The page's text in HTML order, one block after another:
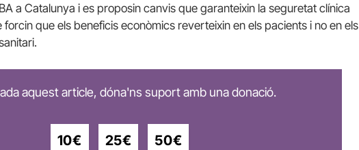
a Catalunya i es proposin canvis que garanteixin la seguretat clínica
que els beneficis econòmics reverteixin en els pacients i no en els
aquest article, dóna'ns suport amb una donació.
10€ 25€ 50€